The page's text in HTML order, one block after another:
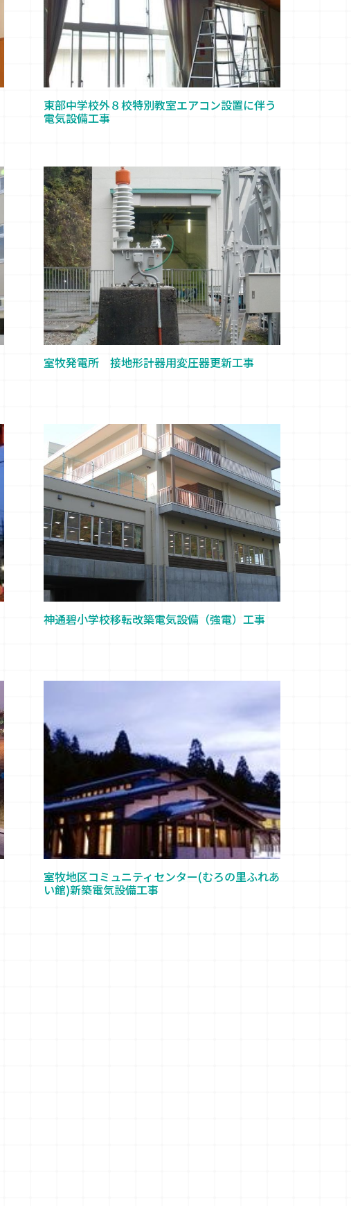
東部中学校外８校特別教室エアコン設置に伴う
電気設備工事
室牧発電所 接地形計器用変圧器更新工事
神通碧小学校移転改築電気設備（強電）工事
室牧地区コミュニティセンター(むろの里ふれあ
い館)新築電気設備工事